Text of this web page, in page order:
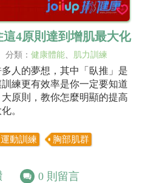
4原則達到增肌最大化
分類： 健康體能 肌力訓練
人的夢想，其中「臥推」是
練更有效率是你一定要知道
原則，教你怎麼明顯的提高
。
運動訓練
胸部肌群
0 則留言